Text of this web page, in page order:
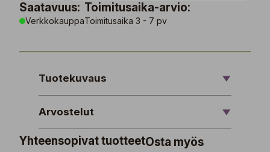
Saatavuus:
Verkkokauppa
Toimitusaika-arvio:
Toimitusaika 3 - 7 pv
Tuotekuvaus
Arvostelut
Yhteensopivat tuotteetOsta myös